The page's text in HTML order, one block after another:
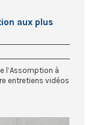
aux plus
l’Assomption à
entretiens vidéos